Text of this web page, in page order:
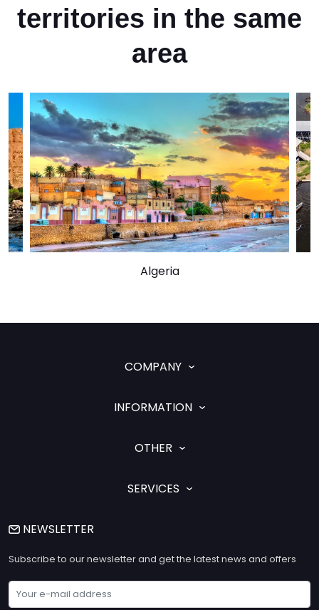
territories in the same
area
Algeria
COMPANY
INFORMATION
OTHER
SERVICES
NEWSLETTER
Subscribe to our newsletter and get the latest news and offers